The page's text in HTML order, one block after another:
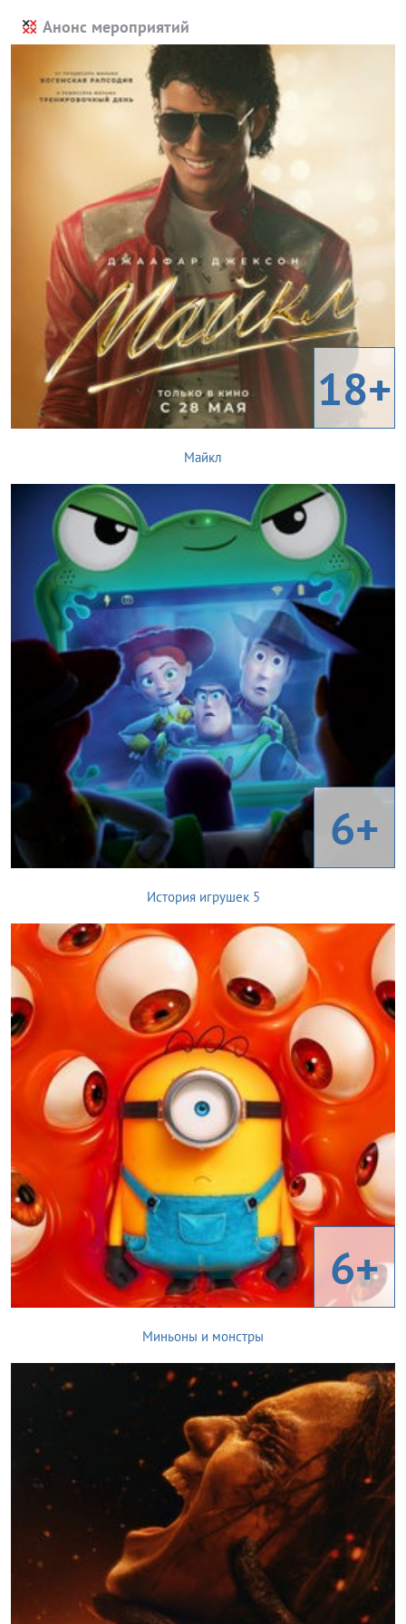
Анонс мероприятий
18+
Майкл
6+
История игрушек 5
6+
Миньоны и монстры